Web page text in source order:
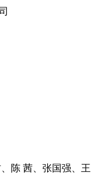
陈 茜、张国强、王